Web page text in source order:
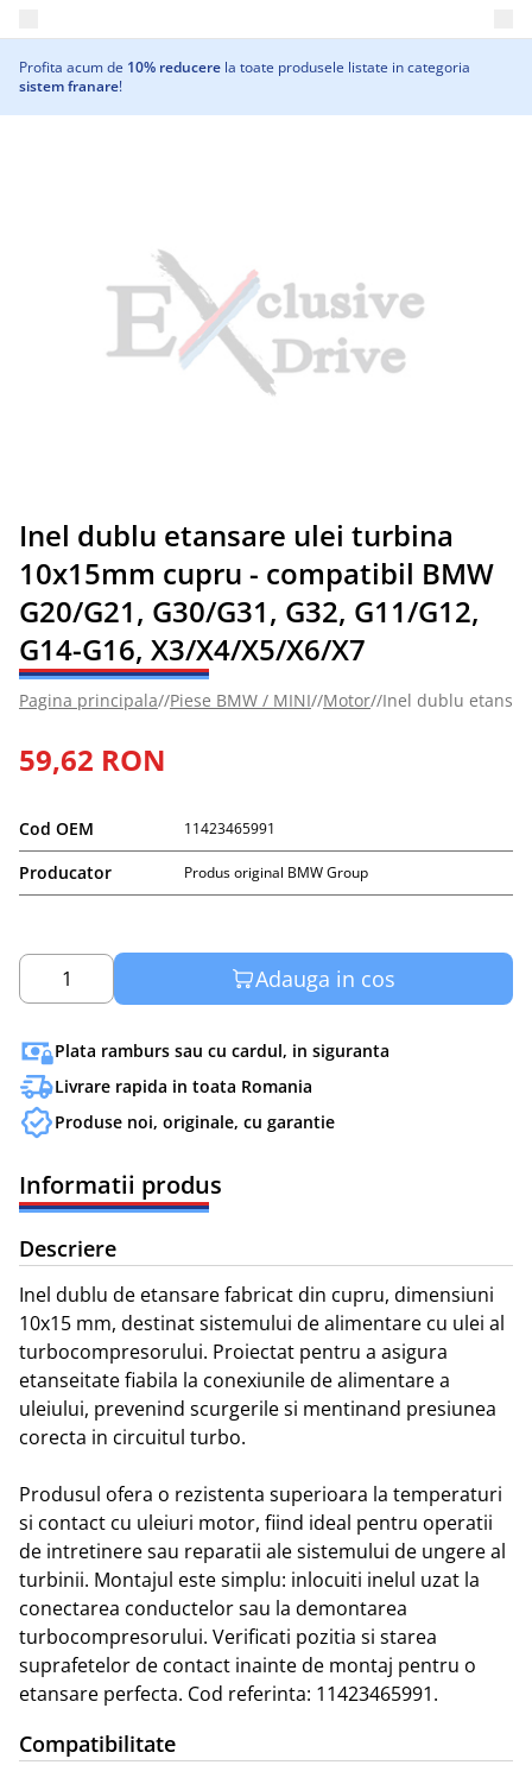
Profita acum de 10% reducere la toate produsele listate in categoria
sistem franare!
Inel dublu etansare ulei turbina
10x15mm cupru - compatibil BMW
G20/G21, G30/G31, G32, G11/G12,
G14-G16, X3/X4/X5/X6/X7
Pagina principala//Piese BMW / MINI//Motor//Inel dublu
59,62 RON
Cod OEM 11423465991
Producator Produs original BMW Group
1 Adauga in cos
Plata ramburs sau cu cardul, in siguranta
Livrare rapida in toata Romania
Produse noi, originale, cu garantie
Informatii produs
Descriere
Inel dublu de etansare fabricat din cupru, dimensiuni
10x15 mm, destinat sistemului de alimentare cu ulei al
turbocompresorului. Proiectat pentru a asigura
etanseitate fiabila la conexiunile de alimentare a
uleiului, prevenind scurgerile si mentinand presiunea
corecta in circuitul turbo.
Produsul ofera o rezistenta superioara la temperaturi
si contact cu uleiuri motor, fiind ideal pentru operatii
de intretinere sau reparatii ale sistemului de ungere al
turbinii. Montajul este simplu: inlocuiti inelul uzat la
conectarea conductelor sau la demontarea
turbocompresorului. Verificati pozitia si starea
suprafetelor de contact inainte de montaj pentru o
etansare perfecta. Cod referinta: 11423465991.
Compatibilitate